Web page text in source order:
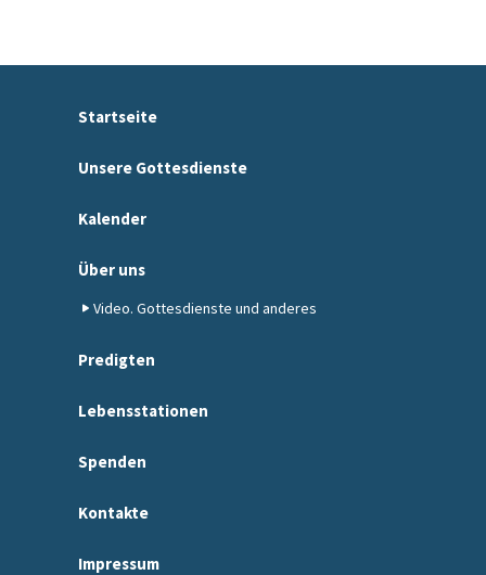
Startseite
Unsere Gottesdienste
Kalender
Über uns
Video. Gottesdienste und anderes
Predigten
Lebensstationen
Spenden
Kontakte
Impressum